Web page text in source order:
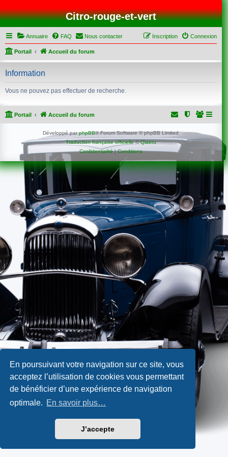
En poursuivant votre navigation sur ce site, vous
acceptez l’utilisation de cookies vous permettant
de bénéficier d’une expérience de navigation
optimale. En savoir plus…
J’accepte
Citro-rouge-et-vert
Annuaire FAQ Nous contacter Connexion
Inscription
Portail Accueil du forum
Information
Vous ne pouvez pas effectuer de recherche.
Portail Accueil du forum
Développé parphpBB® Forum Software © phpBB Limited
Traduction française officielle©Qiaeru
Confidentialité|Conditions